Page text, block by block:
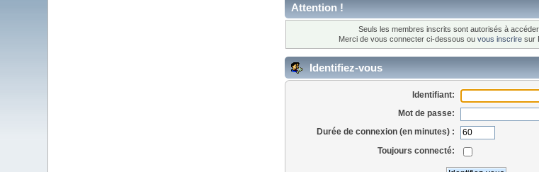
Attention !
Seuls les membres inscrits sont autorisés à
Merci de vous connecter ci-dessous ou vous inscriresur
Identifiez-vous
Identifiant:
Mot de passe:
Durée de connexion (en minutes) :
Toujours connecté: